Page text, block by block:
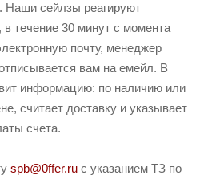
Наши сейлзы реагируют
течение 30 минут с момента
почту, менеджер
вам на емейл. В
информацию: по наличию или
считает доставку и указывает
счета.
spb@0ffer.ru с указанием ТЗ по